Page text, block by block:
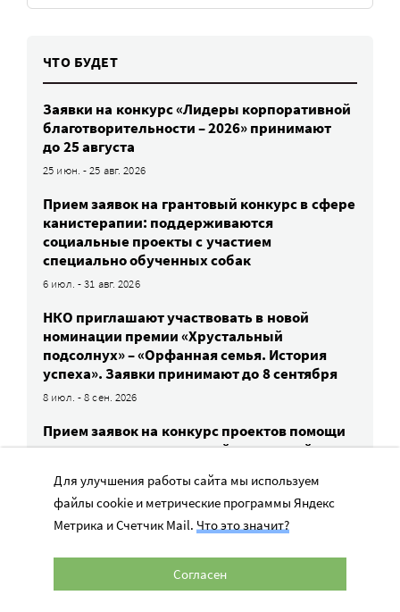
ЧТО БУДЕТ
Заявки на конкурс «Лидеры корпоративной
благотворительности – 2026» принимают
до 25 августа
25 июн. - 25 авг. 2026
Прием заявок на грантовый конкурс в сфере
канистерапии: поддерживаются
социальные проекты с участием
специально обученных собак
6 июл. - 31 авг. 2026
НКО приглашают участвовать в новой
номинации премии «Хрустальный
подсолнух» – «Орфанная семья. История
успеха». Заявки принимают до 8 сентября
8 июл. - 8 сен. 2026
Прием заявок на конкурс проектов помощи
сиротам и детям в трудной жизненной
1 авг. - 31 авг. 2026
«Форум Доноров» проведет практикум
благотворительности
Для улучшения работы сайта мы используем
файлы cookie и метрические программы Яндекс
Метрика и Счетчик Mail. Что это значит?
Согласен